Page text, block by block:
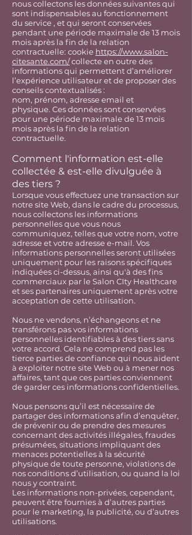
nous collectons les données suivantes qui
sont indispensables au fonctionnement
du service , et qui seront conservées
pendant une période maximale de 13 mois
mois après la fin de la relation
contractuelle: cookie https://www.salon-
citesante.com/collecte en outre des
informations qui permettent d’améliorer
l’expérience utilisateur et de proposer des
conseils contextualisés :
nom, prénom, adresse email et
physique. Ces données sont conservées
pour une période maximale de 13 mois
mois après la fin de la relation
contractuelle.
Comment l'information est-elle
collectée & est-elle divulguée à
des tiers ?
Lorsque vous effectuez une transaction sur
notre site Web, dans le cadre du processus,
nous collectons les informations
personnelles que vous nous
communiquez, telles que votre nom, votre
adresse et votre adresse e-mail. Vos
informations personnelles seront utilisées
uniquement pour les raisons spécifiques
indiquées ci-dessus, ainsi qu'à des fins
commerciaux par le Salon CIty Healthcare
et ses partenaires uniquement après votre
acceptation de cette utilisation.
Nous ne vendons, n’échangeons et ne
transférons pas vos informations
personnelles identifiables à des tiers sans
votre accord. Cela ne comprend pas les
tierce parties de confiance qui nous aident
à exploiter notre site Web ou à mener nos
affaires, tant que ces parties conviennent
de garder ces informations confidentielles.
Nous pensons qu’il est nécessaire de
partager des informations afin d’enquêter,
de prévenir ou de prendre des mesures
concernant des activités illégales, fraudes
présumées, situations impliquant des
menaces potentielles à la sécurité
physique de toute personne, violations de
nos conditions d’utilisation, ou quand la loi
nous y contraint.
Les informations non-privées, cependant,
peuvent être fournies à d’autres parties
pour le marketing, la publicité, ou d’autres
utilisations.